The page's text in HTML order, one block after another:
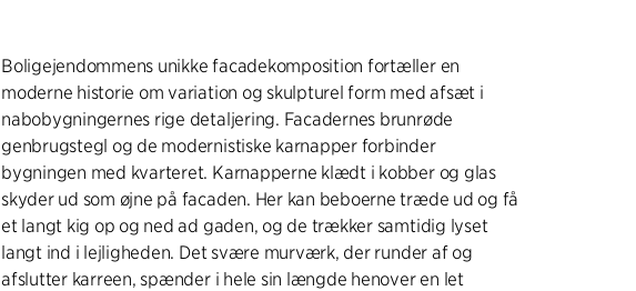
Boligejendommens unikke facadekomposition fortæller en
moderne historie om variation og skulpturel form med afsæt i
nabobygningernes rige detaljering. Facadernes brunrøde
genbrugstegl og de modernistiske karnapper forbinder
bygningen med kvarteret. Karnapperne klædt i kobber og glas
skyder ud som øjne på facaden. Her kan beboerne træde ud og få
et langt kig op og ned ad gaden, og de trækker samtidig lyset
langt ind i lejligheden. Det svære murværk, der runder af og
afslutter karreen, spænder i hele sin længde henover en let